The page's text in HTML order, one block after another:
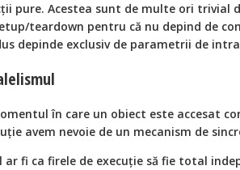
pure. Acestea sunt de multe ori trivial
teardown pentru că nu depind de
depinde exclusiv de parametrii de
în care un obiect este accesat
avem nevoie de un mecanism de
ar fi ca firele de execuţie să fie total